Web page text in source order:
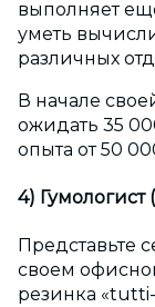
выполняет
уметь
различных
В начале
ожидать 35
опыта от 50
4)
Представьте
своем
резинка